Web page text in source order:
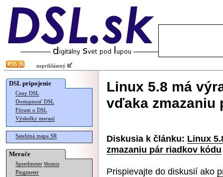
neprihlásený
DSL pripojenie
Ceny DSL
Dostupnosť DSL
Fórum o DSL
Výsledky meraní
Satelitná mapa SR
Merače
Speedmeter Merania
Pingmeter
Linux 5.8 má
vďaka zmazaniu
Diskusia k článku: Linux
zmazaniu pár riadkov kódu
Prispievajte do diskusií ako